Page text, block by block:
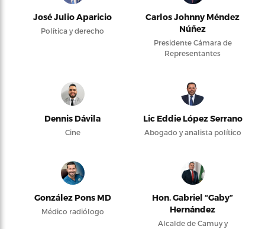
José Julio Aparicio
Política y derecho
Carlos Johnny Méndez
Núñez
Presidente Cámara de
Representantes
Dennis Dávila
Cine
Lic Eddie López Serrano
Abogado y analista político
González Pons MD
Médico radiólogo
Hon. Gabriel “Gaby”
Hernández
Alcalde de Camuy y